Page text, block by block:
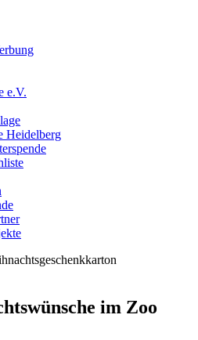
e.V.
Heidelberg
im Zoo